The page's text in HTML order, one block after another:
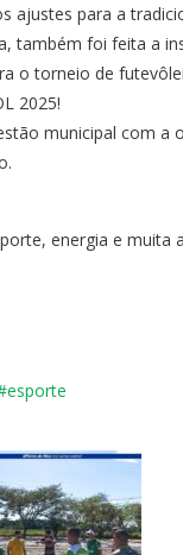
ajustes para a
também foi feita a
o torneio de
2025!
municipal com a
energia e muita